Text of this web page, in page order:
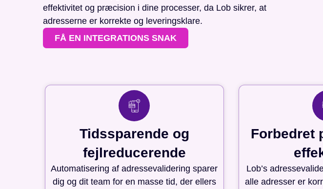
effektivitet og præcision i dine processer, da Lob sikrer, at
adresserne er korrekte og leveringsklare.
FÅ EN INTEGRATIONS SNAK
Tidssparende og
fejlreducerende
Automatisering af adressevalidering sparer
dig og dit team for en masse tid, der ellers
Forbedret
Lob’s
alle adresser er